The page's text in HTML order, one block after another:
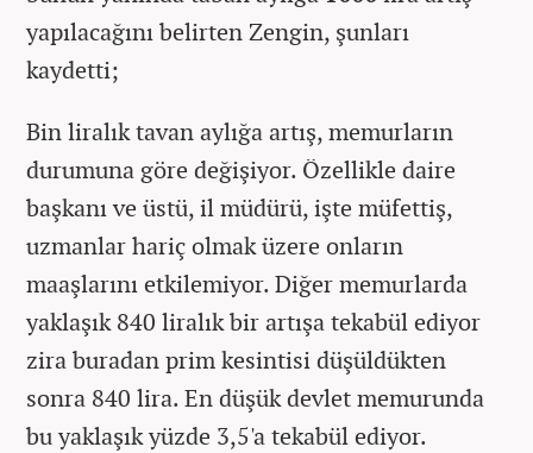
yapılacağını belirten Zengin, şunları
kaydetti;
Bin liralık tavan aylığa artış, memurların
durumuna göre değişiyor. Özellikle daire
başkanı ve üstü, il müdürü, işte müfettiş,
uzmanlar hariç olmak üzere onların
maaşlarını etkilemiyor. Diğer memurlarda
yaklaşık 840 liralık bir artışa tekabül ediyor
zira buradan prim kesintisi düşüldükten
sonra 840 lira. En düşük devlet memurunda
bu yaklaşık yüzde 3,5'a tekabül ediyor.